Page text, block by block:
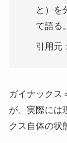
と）を
て語る。
引用元：
ガイナックス
が、実際には
クス自体の状